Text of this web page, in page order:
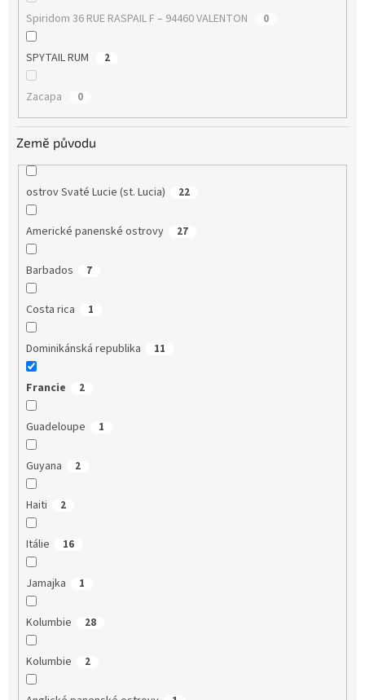
Spiridom 36 RUE RASPAIL F – 94460 VALENTON 0
SPYTAIL RUM 2
Zacapa 0
Země původu
ostrov Svaté Lucie (st. Lucia) 22
Americké panenské ostrovy 27
Barbados 7
Costa rica 1
Dominikánská republika 11
Francie 2
Guadeloupe 1
Guyana 2
Haiti 2
Itálie 16
Jamajka 1
Kolumbie 28
Kolumbie 2